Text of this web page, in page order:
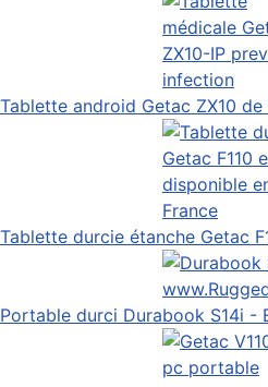
Tablette android Getac ZX10
Tablette durcie étanche Getac
Portable durci Durabook S14i -